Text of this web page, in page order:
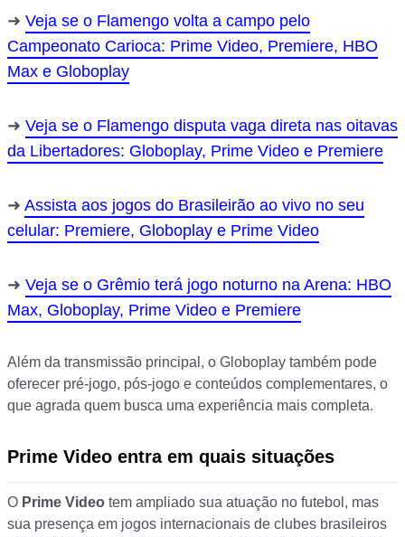
Veja se o Flamengo volta a campo pelo
Campeonato Carioca: Prime Video, Premiere, HBO
Max e Globoplay
Veja se o Flamengo disputa vaga direta nas oitavas
da Libertadores: Globoplay, Prime Video e Premiere
Assista aos jogos do Brasileirão ao vivo no seu
celular: Premiere, Globoplay e Prime Video
Veja se o Grêmio terá jogo noturno na Arena: HBO
Max, Globoplay, Prime Video e Premiere
Além da transmissão principal, o Globoplay também pode
oferecer pré-jogo, pós-jogo e conteúdos complementares, o
que agrada quem busca uma experiência mais completa.
Prime Video entra em quais situações
O Prime Video tem ampliado sua atuação no futebol, mas
sua presença em jogos internacionais de clubes brasileiros